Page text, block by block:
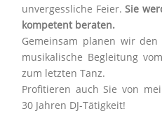
unvergessliche Feier.Sie
kompetent beraten.
Gemeinsam planen wir
musikalische Begleitung
zum letzten Tanz.
Profitieren auch Sie von
30 Jahren DJ-Tätigkeit!